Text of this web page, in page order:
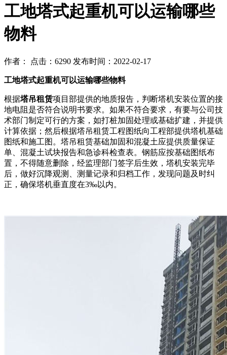
工地塔式起重机可以运输哪些
物料
作者： 点击：6290 发布时间：2022-02-17
工地塔式起重机可以运输哪些物料
根据塔吊租赁项目部提供的地质报告，判断塔机安装位置的接
地电阻是否符合说明书要求。如果不符合要求，有要与公司技
术部门制定可行的方案，如打桩加固处理或基础扩建，并提供
计算依据；然后根据塔吊租赁工程图纸向工程部提供塔机基础
图纸和施工图。塔吊租赁基础加固和混凝土应提供质量保证
单、混凝土试块报告和急诊科检查表。钢筋应按基础图纸布
置，不得随意删除，经监理部门签字后生效，塔机安装完毕
后，做好沉降观测、测量记录和归档工作，发现问题及时纠
正，确保塔机垂直度在3‰以内。